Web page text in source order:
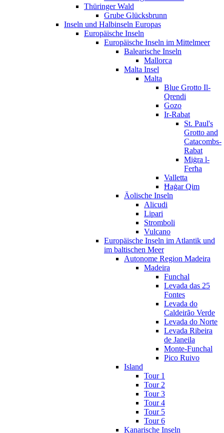
Thüringer Wald
Grube Glücksbrunn
Inseln und Halbinseln Europas
Europäische Inseln
Europäische Inseln im Mittelmeer
Balearische Inseln
Mallorca
Malta Insel
Malta
Blue Grotto Il-
Qrendi
Gozo
Ir-Rabat
St. Paul's
Grotto and
Catacombs-
Rabat
Miġra l-
Ferħa
Valletta
Ħaġar Qim
Äolische Inseln
Alicudi
Lipari
Stromboli
Vulcano
Europäische Inseln im Atlantik und
im baltischen Meer
Autonome Region Madeira
Madeira
Funchal
Levada das 25
Fontes
Levada do
Caldeirão Verde
Levada do Norte
Levada Ribeira
de Janeila
Monte-Funchal
Pico Ruivo
Island
Tour 1
Tour 2
Tour 3
Tour 4
Tour 5
Tour 6
Kanarische Inseln